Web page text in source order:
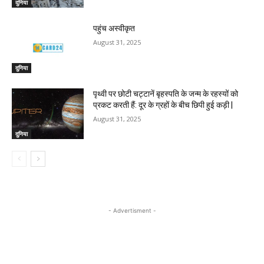
दुनिया
दुनिया
पहुंच अस्वीकृत
August 31, 2025
दुनिया
पृथ्वी पर छोटी चट्टानें बृहस्पति के जन्म के रहस्यों को
प्रकट करती हैं: दूर के ग्रहों के बीच छिपी हुई कड़ी |
August 31, 2025
- Advertisment -